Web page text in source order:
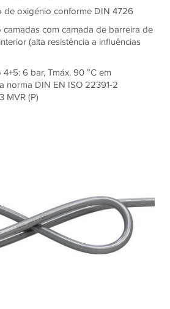
de oxigénio conforme DIN 4726
com camada de barreira de
(alta resistência a influências
6 bar, Tmáx. 90 °C em
norma DIN EN ISO 22391-2
MVR (P)